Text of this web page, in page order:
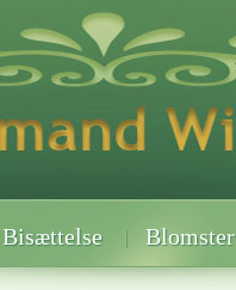
Bisættelse Blomster